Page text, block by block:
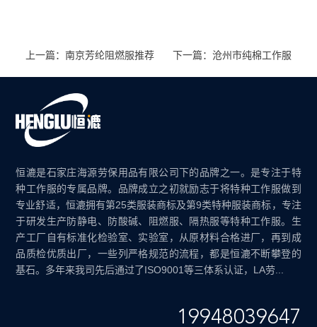
上一篇：南京芳纶阻燃服推荐 下一篇：沧州市纯棉工作服
恒漉是石家庄海源劳保用品有限公司下的品牌之一。是专注于特
种工作服的专属品牌。品牌成立之初就励志于将特种工作服做到
专业舒适，恒漉拥有第25类服装商标及第9类特种服装商标，专注
于研发生产防静电、防酸碱、阻燃服、隔热服等特种工作服。生
产工厂自有标准化检验室、实验室，从原材料合格进厂，再到成
品质检优质出厂，一些列严格规范的流程，都是恒漉不断攀登的
基石。多年来我司先后通过了ISO9001等三体系认证，LA劳...
19948039647